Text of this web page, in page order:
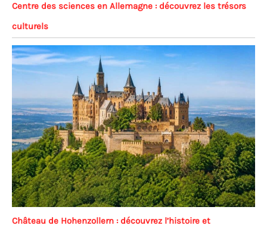
Centre des sciences en Allemagne : découvrez les trésors
culturels
Château de Hohenzollern : découvrez l’histoire et